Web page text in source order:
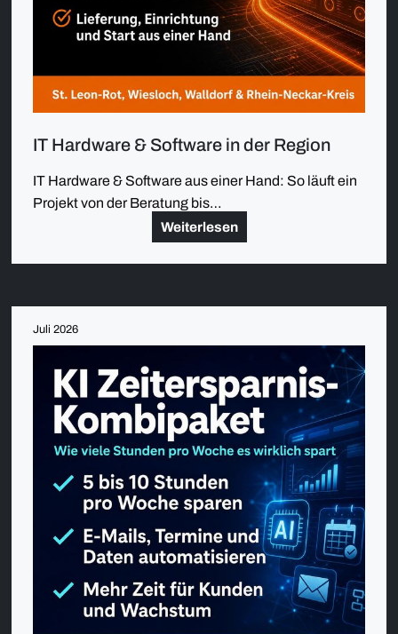
IT Hardware & Software in der Region
IT Hardware & Software aus einer Hand: So läuft ein
Projekt von der Beratung bis…
Weiterlesen
Juli 2026